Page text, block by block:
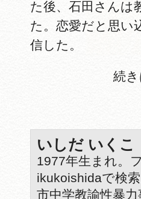
た後、石田さんは
た。恋愛だと思い
信した。
続
いしだ いくこ
1977年生まれ。
ikukoishidaで検
市中学教諭性暴